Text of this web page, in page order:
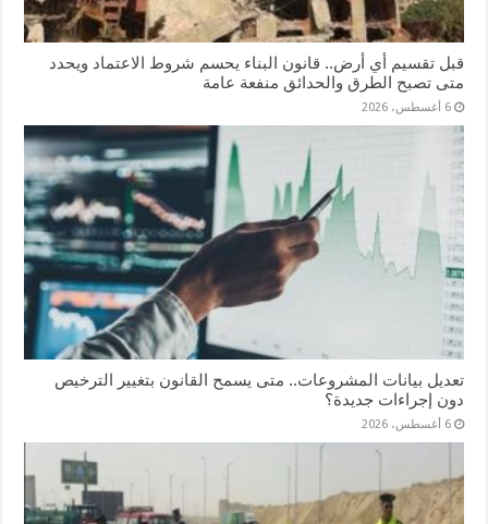
قبل تقسيم أي أرض.. قانون البناء يحسم شروط الاعتماد ويحدد
متى تصبح الطرق والحدائق منفعة عامة
6 أغسطس، 2026
تعديل بيانات المشروعات.. متى يسمح القانون بتغيير الترخيص
دون إجراءات جديدة؟
6 أغسطس، 2026